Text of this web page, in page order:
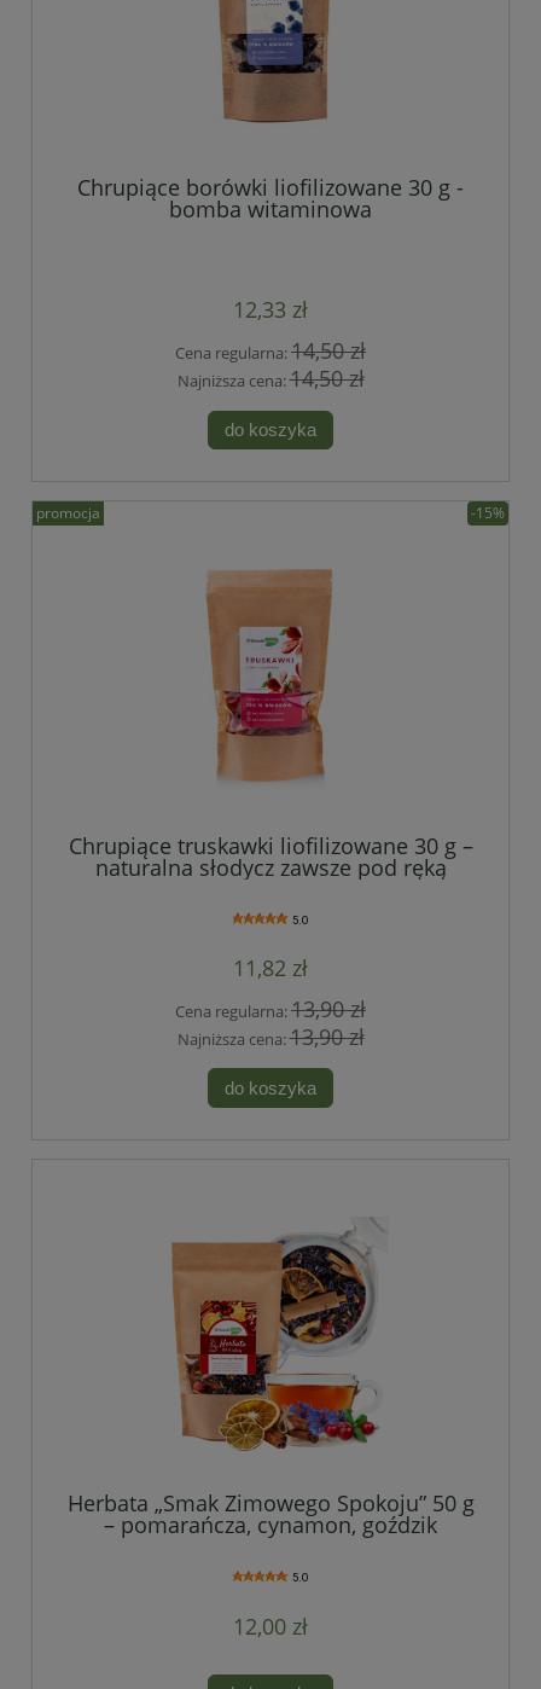
Chrupiące borówki liofilizowane 30 g -
bomba witaminowa
12,33 zł
Cena regularna:14,50 zł
Najniższa cena:14,50 zł
do koszyka
Chrupiące truskawki liofilizowane 30 g –
naturalna słodycz zawsze pod ręką
5.0
11,82 zł
Cena regularna:13,90 zł
Najniższa cena:13,90 zł
do koszyka
promocja -15%
Herbata „Smak Zimowego Spokoju” 50 g
– pomarańcza, cynamon, goździk
5.0
12,00 zł